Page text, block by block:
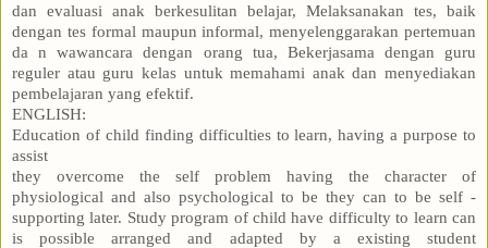
dan evaluasi anak berkesulitan belajar, Melaksanakan tes, baik
dengan tes formal maupun informal, menyelenggarakan pertemuan
da n wawancara dengan orang tua, Bekerjasama dengan guru
reguler atau guru kelas untuk memahami anak dan menyediakan
pembelajaran yang efektif.
ENGLISH:
Education of child finding difficulties to learn, having a purpose to
assist
they overcome the self problem having the character of
physiological and also psychological to be they can to be self -
supporting later. Study program of child have difficulty to learn can
is possible arranged and adapted by a existing student